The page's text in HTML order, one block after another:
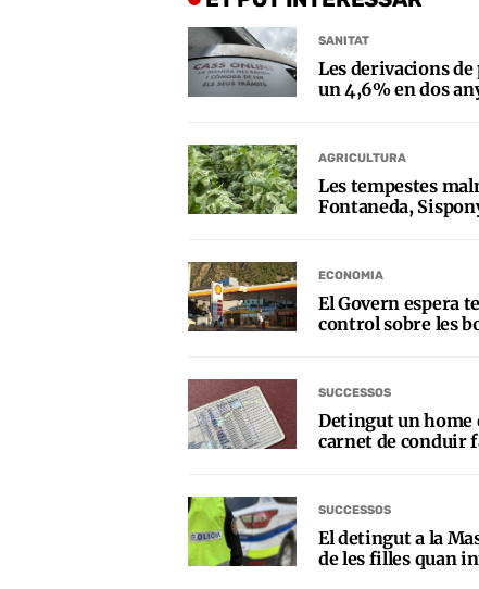
SANITAT
Les derivacions
un 4,6% en dos
AGRICULTURA
Les tempestes
Fontaneda,
ECONOMIA
El Govern espera
control sobre les
SUCCESSOS
Detingut un home
carnet de conduir
SUCCESSOS
El detingut a la
de les filles quan